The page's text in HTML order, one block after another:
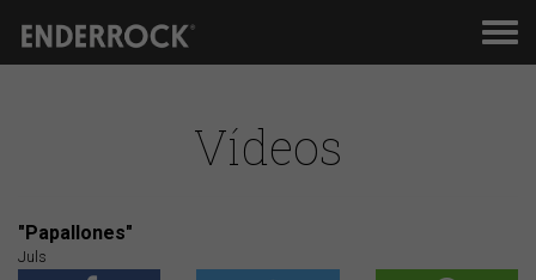
Vídeos
"Papallones"
Juls